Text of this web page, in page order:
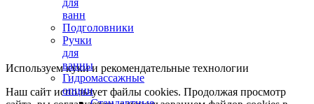
для
ванн
Подголовники
Ручки
для
ванны
Гидромассажные
опции
Используем куки и рекомендательные технологии
Наш сайт использует файлы cookies. Продолжая просмотр